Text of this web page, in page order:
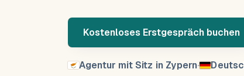
Kostenloses Erstgespräch buchen
Agentur mit Sitz in Zypern·